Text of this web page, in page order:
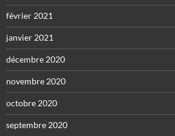
février 2021
janvier 2021
décembre 2020
novembre 2020
octobre 2020
septembre 2020